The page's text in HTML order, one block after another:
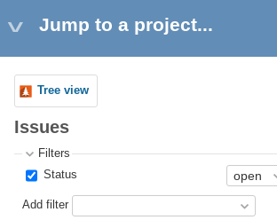
Jump to a project...
Tree view
Issues
Filters
Status
Add filter